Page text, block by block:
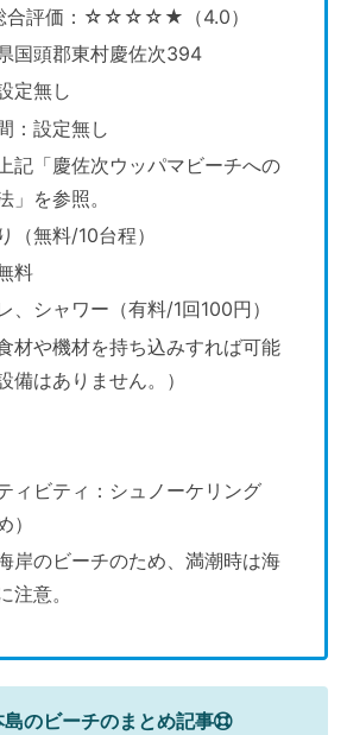
合評価：☆☆☆☆★（4.0）
国頭郡東村慶佐次394
定無し
：設定無し
記「慶佐次ウッパマビーチへの
」を参照。
（無料/10台程）
料
、シャワー（有料/1回100円）
材や機材を持ち込みすれば可能
備はありません。）
ィビティ：シュノーケリング
）
岸のビーチのため、満潮時は海
注意。
のビーチのまとめ記事